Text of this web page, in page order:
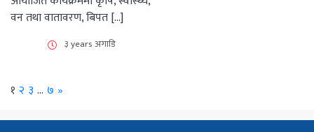
वन तथा वातावरण, बिपत […]
३ years अगाडि
१ २ ३ … ७ »